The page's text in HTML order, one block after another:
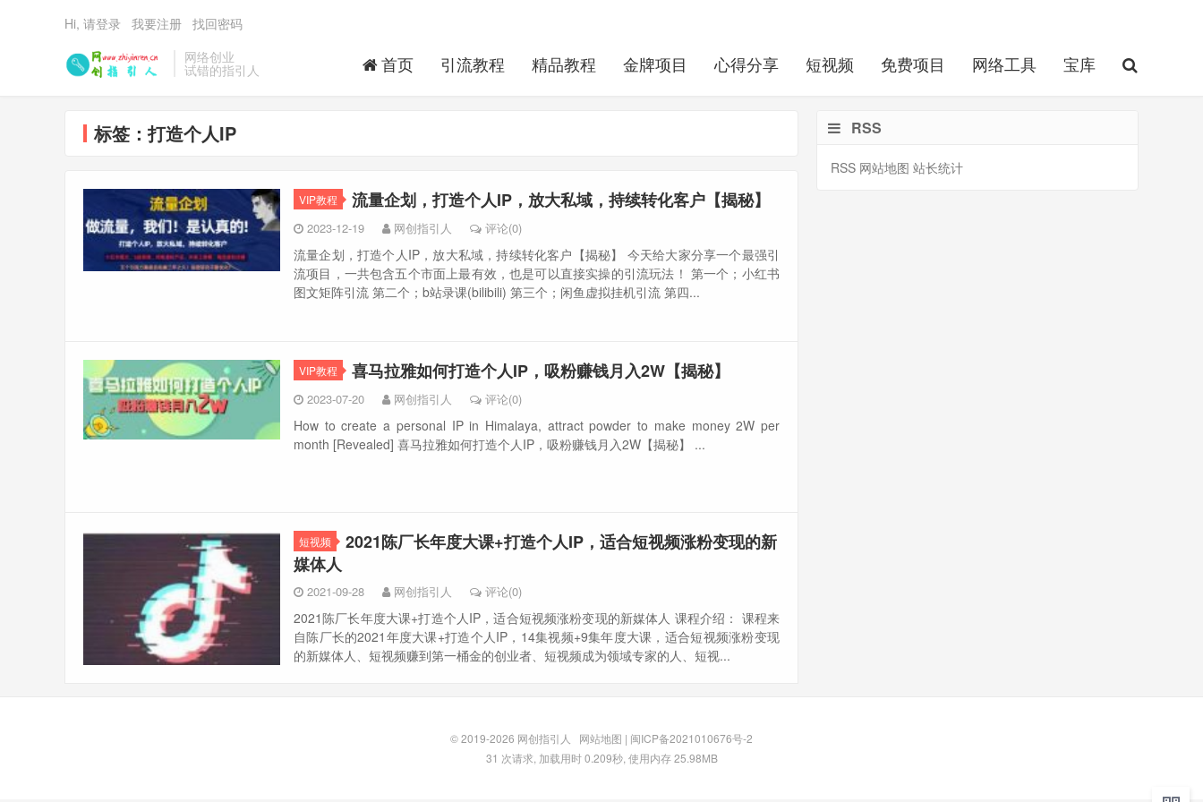
网络创业
试错的指引人 首页 引流教程 精品教程 金牌项目 心得分享 短视频 免费项目 网络工具 宝库
Hi, 请登录 我要注册 找回密码
标签：打造个人IP
VIP教程 流量企划，打造个人IP，放大私域，持续转化客户【揭秘】
2023-12-19 网创指引人 评论(0)
流量企划，打造个人IP，放大私域，持续转化客户【揭秘】 今天给大家分享一个最强引
流项目，一共包含五个市面上最有效，也是可以直接实操的引流玩法！ 第一个；小红书
图文矩阵引流 第二个；b站录课(bilibili) 第三个；闲鱼虚拟挂机引流 第四...
VIP教程 喜马拉雅如何打造个人IP，吸粉赚钱月入2W【揭秘】
2023-07-20 网创指引人 评论(0)
How to create a personal IP in Himalaya, attract powder to make money 2W per
month [Revealed] 喜马拉雅如何打造个人IP，吸粉赚钱月入2W【揭秘】 ...
短视频
2021陈厂长年度大课+打造个人IP，适合短视频涨粉变现的新
媒体人
2021-09-28 网创指引人 评论(0)
2021陈厂长年度大课+打造个人IP，适合短视频涨粉变现的新媒体人 课程介绍： 课程来
自陈厂长的2021年度大课+打造个人IP，14集视频+9集年度大课，适合短视频涨粉变现
的新媒体人、短视频赚到第一桶金的创业者、短视频成为领域专家的人、短视...
RSS
RSS 网站地图 站长统计
© 2019-2026 网创指引人 网站地图 | 闽ICP备2021010676号-2
31 次请求, 加载用时 0.209秒, 使用内存 25.98MB